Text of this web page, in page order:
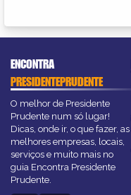
ENCONTRA
PRESIDENTEPRUDENTE
O melhor de Presidente
Prudente num só lugar!
Dicas, onde ir, o que fazer, as
melhores empresas, locais,
serviços e muito mais no
guia Encontra Presidente
Prudente.